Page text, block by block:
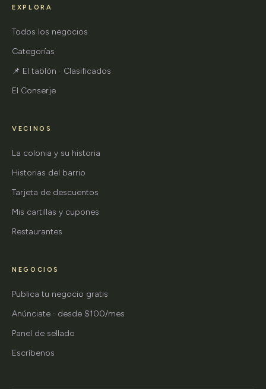
EXPLORA
Todos los negocios
Categorías
📌 El tablón · Clasificados
El Conserje
VECINOS
La colonia y su historia
Historias del barrio
Tarjeta de descuentos
Mis cartillas y cupones
Restaurantes
NEGOCIOS
Publica tu negocio gratis
Anúnciate · desde $100/mes
Panel de sellado
Escríbenos